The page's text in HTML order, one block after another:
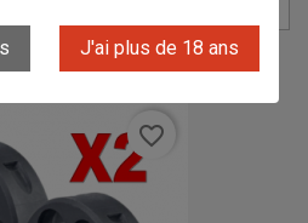
J'ai plus de 18 ans
favorite_border